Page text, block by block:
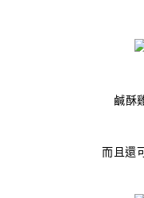
鹹酥
而且還